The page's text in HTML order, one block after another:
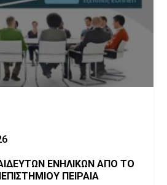
ΕΝΗΛΙΚΩΝ ΑΠΟ ΤΟ
ΠΕΙΡΑΙΑ